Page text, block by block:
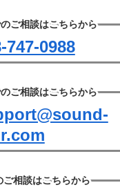
ご相談はこちらから
747-0988
ご相談はこちらから
ご相談はこちらから